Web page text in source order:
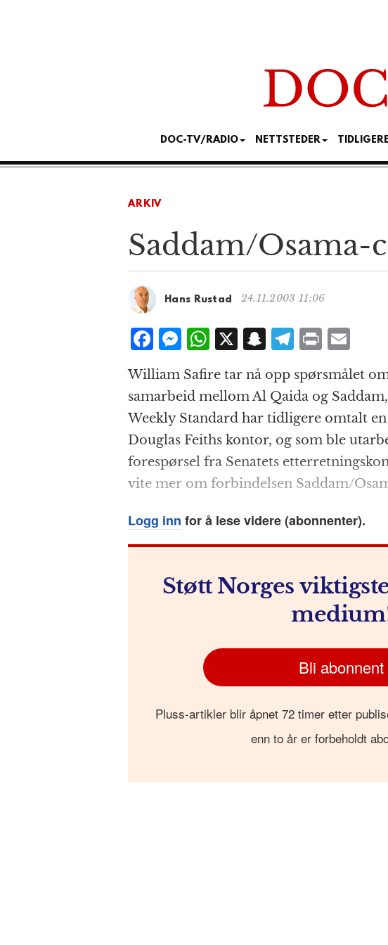
DOC-TV/RADIO NETTSTEDER
ARKIV
Saddam/Osama-
Hans Rustad 24.11.2003 11:06
F
a
c
e
b
o
o
k
M
e
ss
e
n
g
e
r
W
at
s
A
p
p
X S
a
p
c
h
at
T
e
g
r
a
m
P
n
t
m
ai
l
William Safire tar nå opp spørsmålet
samarbeid mellom Al Qaida og
Weekly Standard har tidligere omtalt
Douglas Feiths kontor, og som ble
forespørsel fra Senatets
vite mer om forbindelsen Saddam/
Logg inn for å lese videre (abonnenter).
Støtt Norges
Bli abonnent
Pluss-artikler blir åpnet 72 timer etter
enn to år er forbeholdt